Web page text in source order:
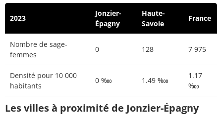
2023
Jonzier-
Épagny
Haute-
Savoie
France
Nombre de sage-
femmes
0 128 7 975
Densité pour 10 000
habitants
0 ‱ 1.49 ‱
1.17
‱
Les villes à proximité de Jonzier-Épagny